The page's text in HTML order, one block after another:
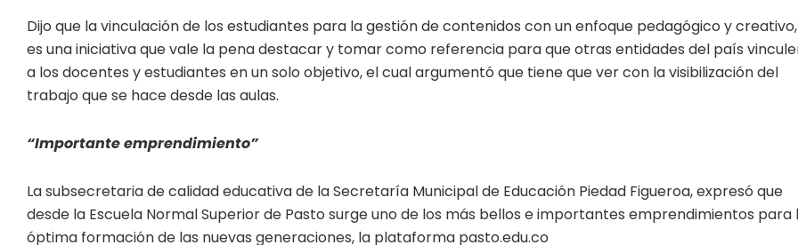
Dijo que la vinculación de los estudiantes para la gestión de contenidos con un enfoque pedagógico y creativo,
es una iniciativa que vale la pena destacar y tomar como referencia para que otras entidades del país
a los docentes y estudiantes en un solo objetivo, el cual argumentó que tiene que ver con la visibilización del
trabajo que se hace desde las aulas.
“Importante emprendimiento”
La subsecretaria de calidad educativa de la Secretaría Municipal de Educación Piedad Figueroa, expresó que
desde la Escuela Normal Superior de Pasto surge uno de los más bellos e importantes emprendimientos para
óptima formación de las nuevas generaciones, la plataforma pasto.edu.co